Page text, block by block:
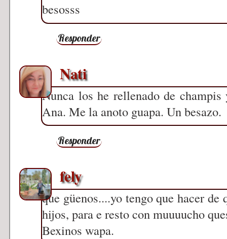
besosss
Responder
Nati
Nunca los he rellenado de
Ana. Me la anoto guapa. Un besazo.
Responder
fely
que güenos....yo tengo que hacer
hijos, para e resto con muuuucho
Bexinos wapa.